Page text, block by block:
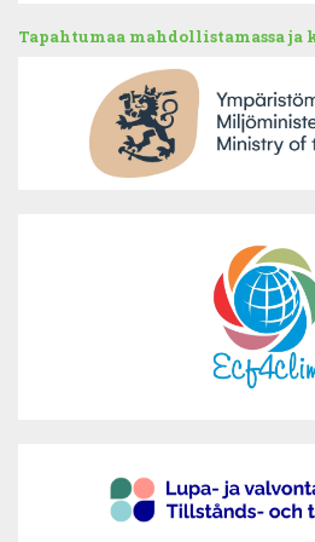
Tapahtumaa mahdollistamassa ja